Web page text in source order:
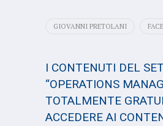
GIOVANNI PRETOLANI
I CONTENUTI DEL
“OPERATIONS
TOTALMENTE
ACCEDERE AI